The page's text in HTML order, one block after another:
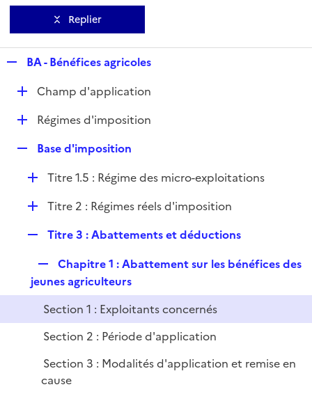
Replier
p
l
i
e
BA - Bénéfices agricoles
D
e
Champ d'application
D
l
i
e
Régimes d'imposition
p
l
i
e
Base d'imposition
D
e
r
Titre 1.5 : Régime des micro-exploitations
D
e
r
Titre 2 : Régimes réels d'imposition
p
l
i
e
r
Titre 3 : Abattements et déductions
e
p
l
r
Chapitre 1 : Abattement sur les bénéfices des
jeunes agriculteurs
Section 1 : Exploitants concernés
Section 2 : Période d'application
Section 3 : Modalités d'application et remise en
cause